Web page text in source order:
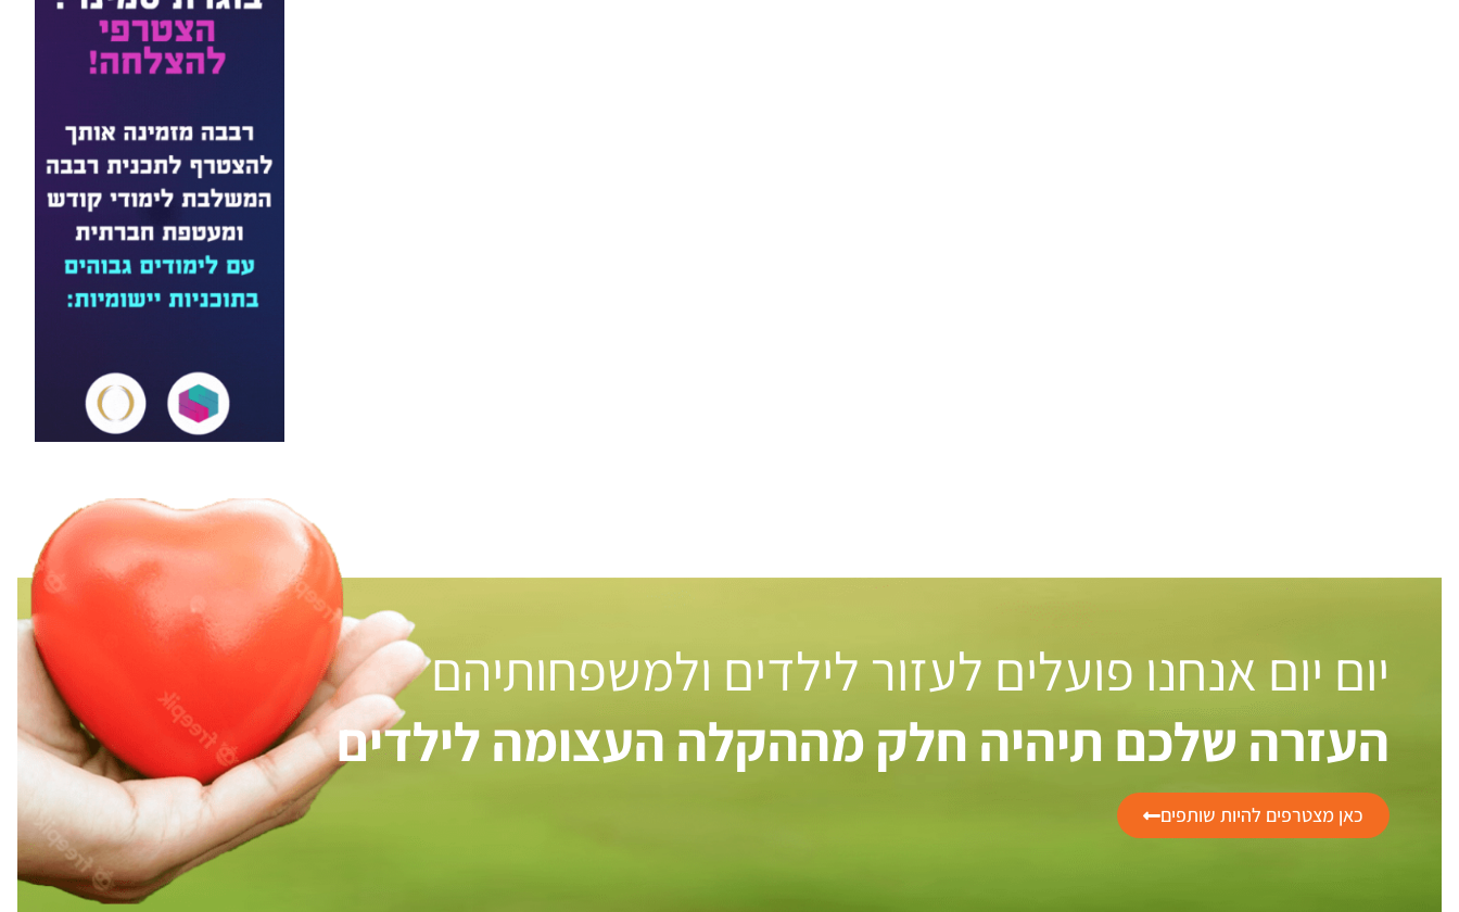
יום יום אנחנו פועלים לעזור לילדים ולמשפחותיהם
העזרה שלכם תיהיה חלק מההקלה העצומה לילדים
כאן מצטרפים להיות שותפים